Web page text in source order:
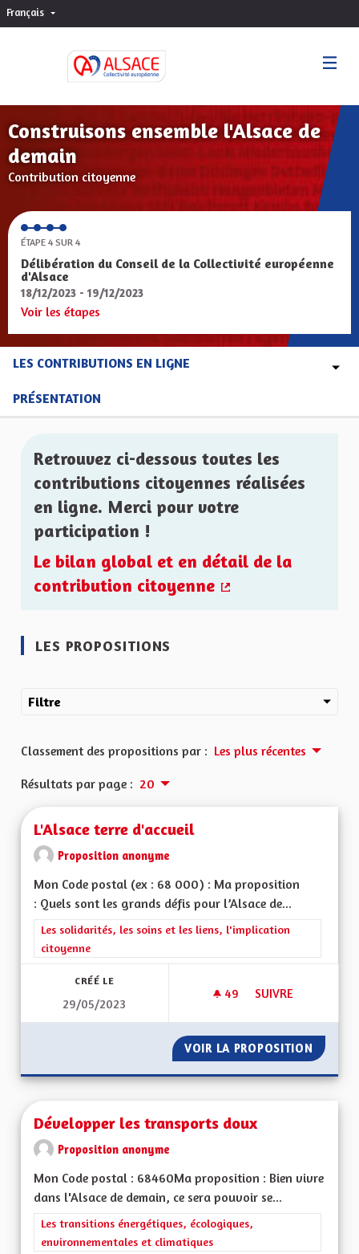
Français Choisir la langue
Construisons ensemble l'Alsace de
demain
Contribution citoyenne
ÉTAPE 4 SUR 4
Délibération du Conseil de la Collectivité européenne
d'Alsace
18/12/2023 - 19/12/2023
Voir les étapes
LES CONTRIBUTIONS EN LIGNE
PRÉSENTATION
Retrouvez ci-dessous toutes les
contributions citoyennes réalisées
en ligne. Merci pour votre
participation !
Le bilan global et en détail de la
contribution citoyenne
LES PROPOSITIONS
Filtre
Classement des propositions par : Les plus récentes
Résultats par page : 20
L'Alsace terre d'accueil
Proposition anonyme
Mon Code postal (ex : 68 000) : Ma proposition
: Quels sont les grands défis pour l’Alsace de...
Filtrer les résultats de la catégorie : Les solidarités, les soins
Les solidarités, les soins et les liens, l'implication
citoyenne
CRÉÉ LE
29/05/2023
49 49 ABONNÉS
SUIVRE
VOIR LA PROPOSITION
Développer les transports doux
Proposition anonyme
Mon Code postal : 68460Ma proposition : Bien vivre
dans l'Alsace de demain, ce sera pouvoir se...
Filtrer les résultats de la catégorie : Les transitions
Les transitions énergétiques, écologiques,
environnementales et climatiques